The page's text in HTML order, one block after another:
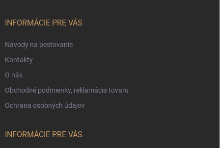
INFORMÁCIE PRE VÁS
Návody na pestovanie
Kontakty
O nás
Obchodné podmienky, reklamácia tovaru
Ochrana osobných údajov
INFORMÁCIE PRE VÁS